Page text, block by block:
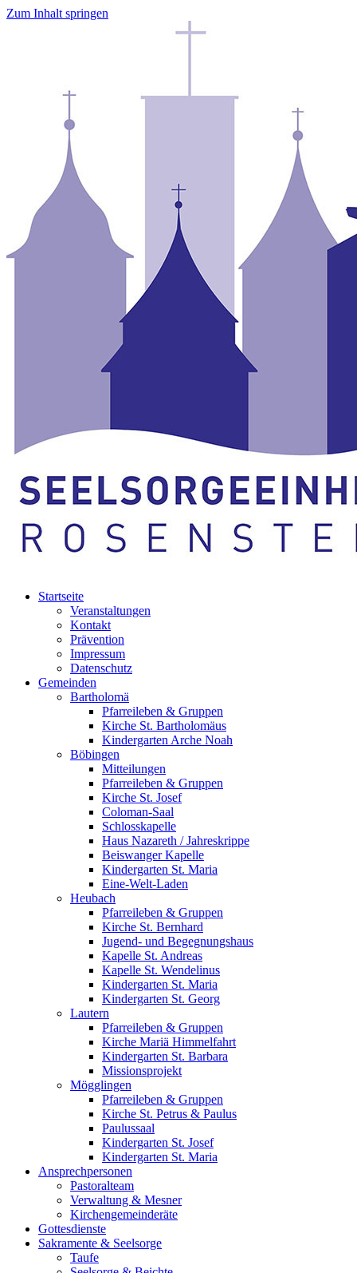
Zum Inhalt springen
Startseite
Veranstaltungen
Kontakt
Prävention
Impressum
Datenschutz
Gemeinden
Bartholomä
Pfarreileben & Gruppen
Kirche St. Bartholomäus
Kindergarten Arche Noah
Böbingen
Mitteilungen
Pfarreileben & Gruppen
Kirche St. Josef
Coloman-Saal
Schlosskapelle
Haus Nazareth / Jahreskrippe
Beiswanger Kapelle
Kindergarten St. Maria
Eine-Welt-Laden
Heubach
Pfarreileben & Gruppen
Kirche St. Bernhard
Jugend- und Begegnungshaus
Kapelle St. Andreas
Kapelle St. Wendelinus
Kindergarten St. Maria
Kindergarten St. Georg
Lautern
Pfarreileben & Gruppen
Kirche Mariä Himmelfahrt
Kindergarten St. Barbara
Missionsprojekt
Mögglingen
Pfarreileben & Gruppen
Kirche St. Petrus & Paulus
Paulussaal
Kindergarten St. Josef
Kindergarten St. Maria
Ansprechpersonen
Pastoralteam
Verwaltung & Mesner
Kirchengemeinderäte
Gottesdienste
Sakramente & Seelsorge
Taufe